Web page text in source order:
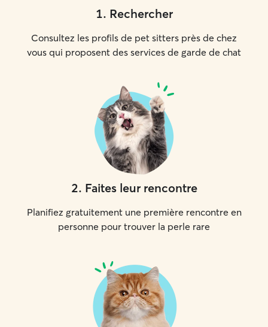
1. Rechercher
Consultez les profils de pet sitters près de chez
vous qui proposent des services de garde de chat
2. Faites leur rencontre
Planifiez gratuitement une première rencontre en
personne pour trouver la perle rare